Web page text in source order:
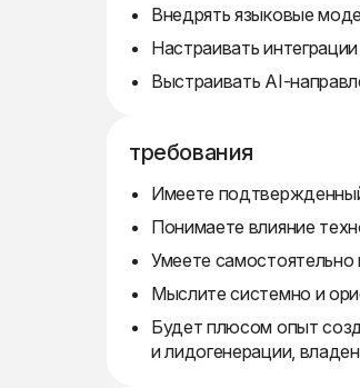
Внедрять языковые
Настраивать
Выстраивать AI-
требования
Имеете
Понимаете влияние
Умеете самостоятельно
Мыслите системно и
Будет плюсом опыт
и лидогенерации,